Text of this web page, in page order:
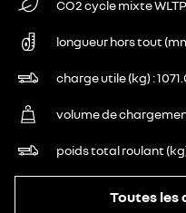
CO2 cycle mixte
longueur hors tout
charge utile (kg)
volume de
poids total roulant
Toutes